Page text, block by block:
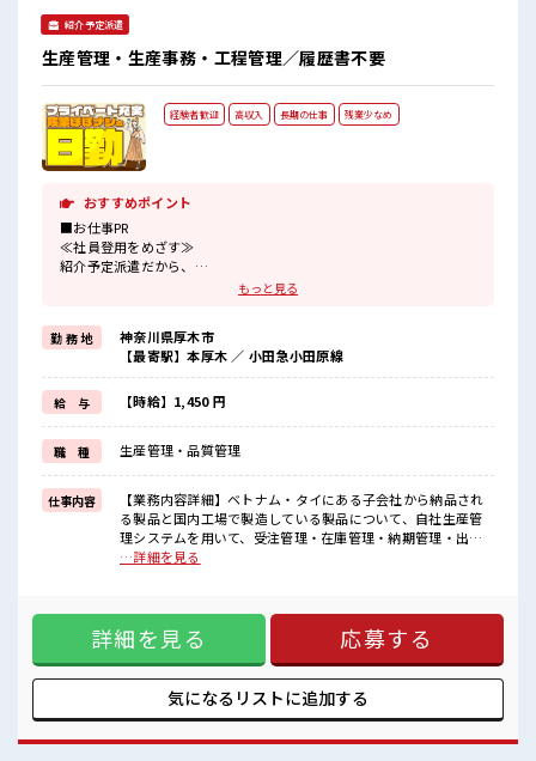
紹介予定派遣
生産管理・生産事務・工程管理／履歴書不要
経験者歓迎 高収入 長期の仕事 残業少なめ
おすすめポイント
■お仕事PR
≪社員登用をめざす≫
紹介予定派遣だから、
自分に職場が合うかお試しできるのがポイント☆
これまでの経験を活かしませんか？
ブランクがあっても大丈夫♪
経験はちょっとだけ…という方もOK！
≪自分の時間も大切≫
残業はほとんどナシ！
場合によってはお願いすることもあります♪
■職場の雰囲気
残業は少なめ！
たまに残業するくらいなら…という方、
応募お待ちしております！
高収入もバッチリ目指せますよ！
もっと見る
勤 務 地
神奈川県厚木市
【最寄駅】本厚木 ／ 小田急小田原線
給 与 【時給】1,450 円
職 種 生産管理・品質管理
仕事内容
【業務内容詳細】ベトナム・タイにある子会社から納品され
る製品と国内工場で製造している製品について、自社生産管
理システムを用いて、受注管理・在庫管理・納期管理・出荷
管理【取扱製品情報】工業用・医療用ゴム部品やプラスチッ
を活かせる≫ これまでの経験を活かしませんか？ ブランクが
あっても大丈夫♪ 経験はちょっとだけ…という方もOK！ ≪
自分の時間も大切≫ 残業はほとんどナシ！ 場合によってはお
願いすることもあります♪ ■職場の雰囲気 残業は少なめ！ た
まに残業するくらいなら…という方、 応募お待ちしておりま
す！ 高収入もバッチリ目指せますよ！
…詳細を見る
詳細を見る 応募する
気になるリストに追加する